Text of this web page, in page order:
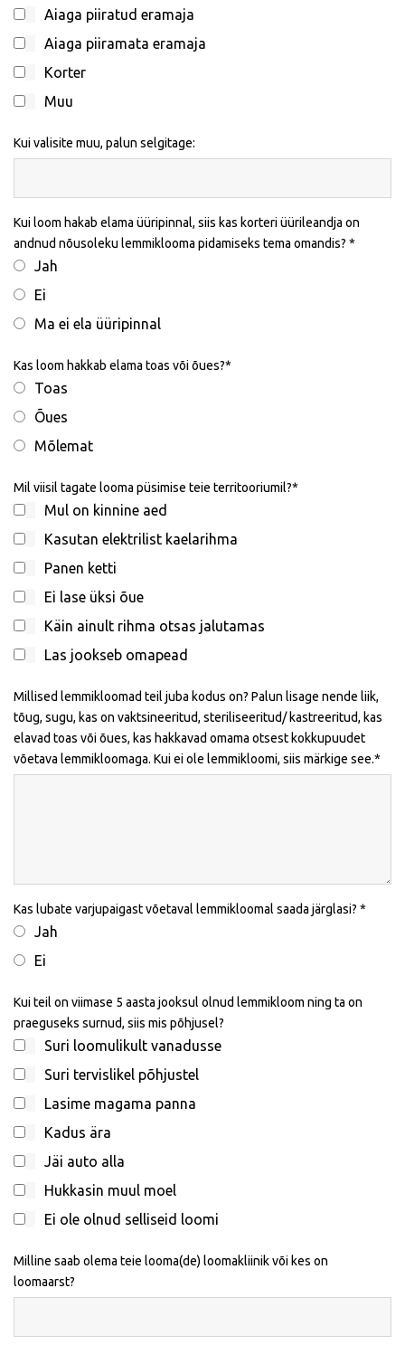
Aiaga piiratud eramaja
Aiaga piiramata eramaja
Korter
Muu
Kui valisite muu, palun selgitage:
Kui loom hakab elama üüripinnal, siis kas korteri üürileandja on
andnud nõusoleku lemmiklooma pidamiseks tema omandis?
Jah
Ei
Ma ei ela üüripinnal
Kas loom hakkab elama toas või õues?
Toas
Õues
Mõlemat
Mil viisil tagate looma püsimise teie territooriumil?
Mul on kinnine aed
Kasutan elektrilist kaelarihma
Panen ketti
Ei lase üksi õue
Käin ainult rihma otsas jalutamas
Las jookseb omapead
Millised lemmikloomad teil juba kodus on? Palun lisage nende liik,
tõug, sugu, kas on vaktsineeritud, steriliseeritud/ kastreeritud, kas
elavad toas või õues, kas hakkavad omama otsest kokkupuudet
võetava lemmikloomaga. Kui ei ole lemmikloomi, siis märkige see.
Kas lubate varjupaigast võetaval lemmikloomal saada järglasi?
Jah
Ei
Kui teil on viimase 5 aasta jooksul olnud lemmikloom ning ta on
praeguseks surnud, siis mis põhjusel?
Suri loomulikult vanadusse
Suri tervislikel põhjustel
Lasime magama panna
Kadus ära
Jäi auto alla
Hukkasin muul moel
Ei ole olnud selliseid loomi
Milline saab olema teie looma(de) loomakliinik või kes on
loomaarst?